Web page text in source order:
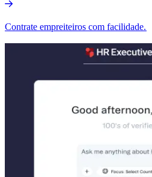
Contrate empreiteiros com facilidade.​​